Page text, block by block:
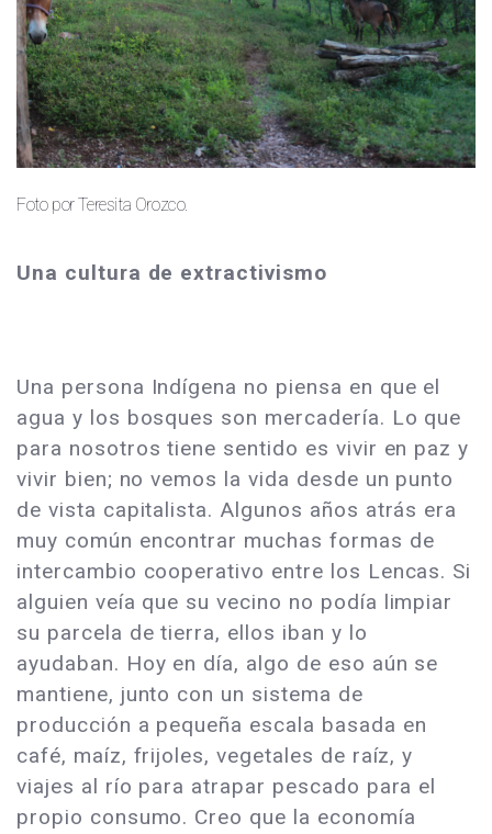
Foto por Teresita Orozco.
Una cultura de extractivismo
Una persona Indígena no piensa en que el
agua y los bosques son mercadería. Lo que
para nosotros tiene sentido es vivir en paz y
vivir bien; no vemos la vida desde un punto
de vista capitalista. Algunos años atrás era
muy común encontrar muchas formas de
intercambio cooperativo entre los Lencas. Si
alguien veía que su vecino no podía limpiar
su parcela de tierra, ellos iban y lo
ayudaban. Hoy en día, algo de eso aún se
mantiene, junto con un sistema de
producción a pequeña escala basada en
café, maíz, frijoles, vegetales de raíz, y
viajes al río para atrapar pescado para el
propio consumo. Creo que la economía